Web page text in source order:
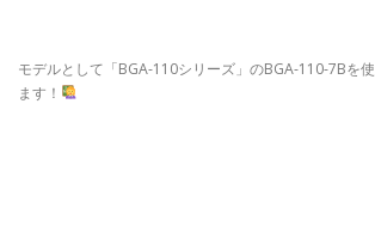
モデルとして「BGA-110シリーズ」のBGA-110-7Bを
ます！